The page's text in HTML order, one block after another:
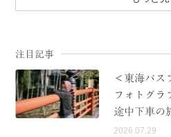
注目記事
＜東海バス
フォトグラ
途中下車の
2026.07.29